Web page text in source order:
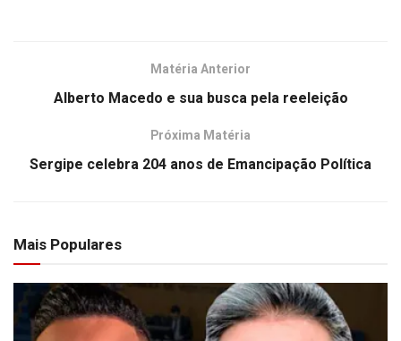
Matéria Anterior
Alberto Macedo e sua busca pela reeleição
Próxima Matéria
Sergipe celebra 204 anos de Emancipação Política
Mais Populares